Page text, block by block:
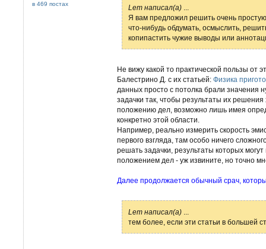
в 469 постах
Lem написал(а)
Я вам предложил решить очень
что-нибудь обдумать, осмыслить,
копипастить чужие выводы или
Не вижу какой то практической пользы от
Балестрино Д. с их статьей: Физика
данных просто с потолка брали значения
задачки так, чтобы результаты их
положению дел, возможно лишь имея
конкретно этой области.
Например, реально измерить скорость
первого взгляда, там особо ничего
решать задачки, результаты которых
положением дел - уж извините, но точно
Далее продолжается обычный срач,
Lem написал(а)
тем более, если эти статьи в большей